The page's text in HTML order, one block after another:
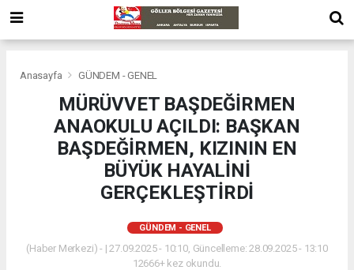
Anasayfa GÜNDEM - GENEL
MÜRÜVVET BAŞDEĞİRMEN
ANAOKULU AÇILDI: BAŞKAN
BAŞDEĞİRMEN, KIZININ EN
BÜYÜK HAYALİNİ
GERÇEKLEŞTİRDİ
GÜNDEM - GENEL
(Haber Merkezi) - | 27.09.2025 - 10:10, Güncelleme: 28.09.2025 - 13:10
12666+ kez okundu.